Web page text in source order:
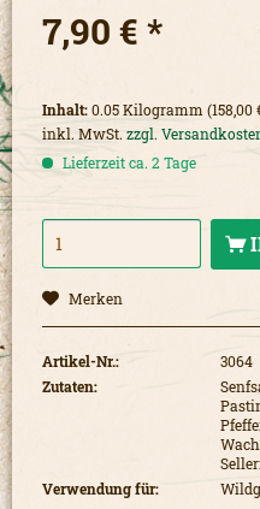
7,90 € *
Inhalt:0.05 Kilogramm
inkl. MwSt. zzgl.
Lieferzeit ca. 2 Tage
Merken
Artikel-Nr.:
3064
Zutaten:
Verwendung für: